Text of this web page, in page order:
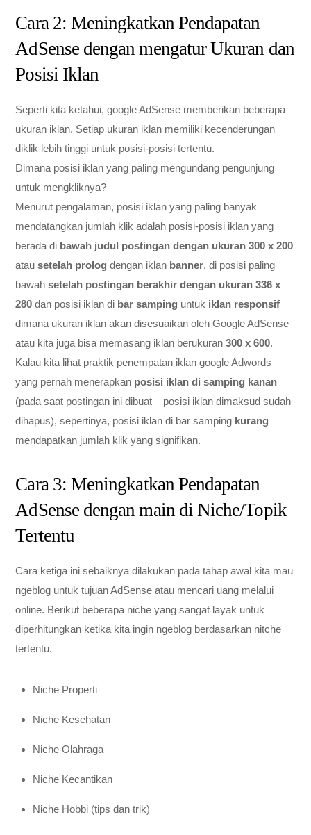
Cara 2: Meningkatkan Pendapatan
AdSense dengan mengatur Ukuran dan
Posisi Iklan
Seperti kita ketahui, google AdSense memberikan beberapa
ukuran iklan. Setiap ukuran iklan memiliki kecenderungan
diklik lebih tinggi untuk posisi-posisi tertentu.
Dimana posisi iklan yang paling mengundang pengunjung
untuk mengkliknya?
Menurut pengalaman, posisi iklan yang paling banyak
mendatangkan jumlah klik adalah posisi-posisi iklan yang
berada di bawah judul postingan dengan ukuran 300 x 200
atausetelah prolog dengan iklan banner, di posisi paling
bawahsetelah postingan berakhir dengan ukuran 336 x
280 dan posisi iklan di bar samping untuk iklan responsif
dimana ukuran iklan akan disesuaikan oleh Google AdSense
atau kita juga bisa memasang iklan berukuran300 x 600.
Kalau kita lihat praktik penempatan iklan google Adwords
yang pernah menerapkan posisi iklan di samping kanan
(pada saat postingan ini dibuat – posisi iklan dimaksud sudah
dihapus), sepertinya, posisi iklan di bar samping kurang
mendapatkan jumlah klik yang signifikan.
Cara 3: Meningkatkan Pendapatan
AdSense dengan main di Niche/Topik
Tertentu
Cara ketiga ini sebaiknya dilakukan pada tahap awal kita mau
ngeblog untuk tujuan AdSense atau mencari uang melalui
online. Berikut beberapa niche yang sangat layak untuk
diperhitungkan ketika kita ingin ngeblog berdasarkan nitche
tertentu.
Niche Properti
Niche Kesehatan
Niche Olahraga
Niche Kecantikan
Niche Hobbi (tips dan trik)